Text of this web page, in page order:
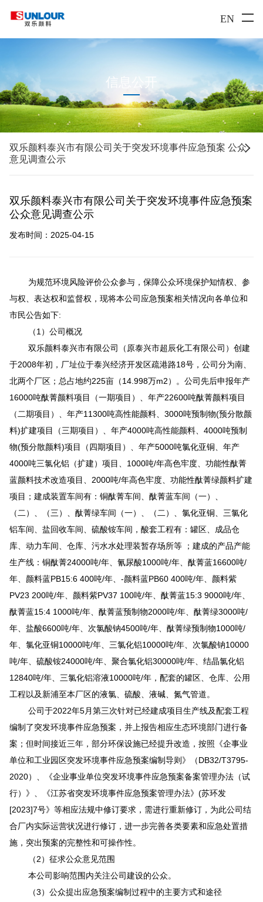
EN
信息公开
双乐颜料泰兴市有限公司关于突发环境事件应急预案 公众
意见调查公示

双乐颜料泰兴市有限公司关于突发环境事件应急预案
公众意见调查公示
发布时间：2025-04-15
为规范环境风险评价公众参与，保障公众环境保护知情权、参
与权、表达权和监督权，现将本公司应急预案相关情况向各单位和
市民公告如下:
（1 ） 公司概况
双乐颜料泰兴市有限公司（原泰兴市超辰化工有限公司）创建
于2008年初，厂址位于泰兴经济开发区疏港路18号 ，公司分为南、
北两个厂区 ；总占地约225亩（14.998万m2）。公司先后申报年产
16000吨酞菁颜料项目（一期项目）、年产22600吨酞菁颜料项目
（二期项目）、年产11300吨高性能颜料、 3000吨预制物(预分散颜
料)扩建项目（三期项目）、年产4000吨高性能颜料、 4000吨预制
物(预分散颜料)项目（四期项目）、 年产5000吨氯化亚铜、 年产
4000吨三氯化铝（扩建）项目 1000吨/年高色牢度、功能性酞菁
蓝颜料技术改造项目
、2000吨/年高色牢度、功能性酞菁绿颜料扩建
项目 ；建成装置车间有： 铜酞菁车间、 酞菁蓝车间（一）、
（二）、（三）、 酞菁绿车间（一）、（二）、氯化亚铜、三氯化
铝车间、盐回收车间、硫酸铵车间，酸套工程有：罐区、成品仓
库、动力车间、仓库、污水水处理装暂存场所等
； 建成的产品产能
生产线 ：铜酞菁24000吨/年、氰尿酸1000吨/年、酞菁蓝16600吨/
年、颜料蓝PB15:6 400吨/年、 -颜料蓝PB60 400吨/年、颜料紫
PV23 200吨/年、颜料紫PV37 100吨/年、酞菁蓝15:3 9000吨/年、
酞菁蓝15:4 1000吨/年、酞菁蓝预制物2000吨/年、酞菁绿3000吨/
年、盐酸6600吨/年、次氯酸钠4500吨/年、酞菁绿预制物1000吨/
年、氯化亚铜10000吨/年、三氯化铝10000吨/年、次氯酸钠10000
吨/年、硫酸铵24000吨/年、聚合氯化铝30000吨/年、结晶氯化铝
12840吨/年、三氯化铝溶液10000吨/年 ， 配套的罐区、仓库、公用
工程以及新浦至本厂区的液氯、硫酸、液碱、氮气管道。
公司于2022年5月第三次针对已经建成项目生产线及配套工程
编制了突发环境事件应急预案，并上报告相应生态环境部门进行备
案；但时间接近三年，部分环保设施已经提升改造， 按照《企事业
单位和工业园区突发环境事件应急预案编制导则》（DB32/T3795-
2020）、《企业事业单位突发环境事件应急预案备案管理办法（试
行）》、《江苏省突发环境事件应急预案管理办法》 (苏环发
[2023]7号》等相应法规中修订要求 ， 需进行重新修订，为此公司结
合厂内实际运营状况进行修订 ，进一步完善各类要素和应急处置措
施，突出预案的完整性和可操作性。
（2） 征求公众意见范围
本公司影响范围内关注公司建设的公众。
（3） 公众提出应急预案编制过程中的主要方式和途径